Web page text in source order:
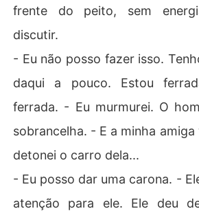
frente do peito, sem
discutir.
- Eu não posso fazer isso.
daqui a pouco. Estou
ferrada. - Eu murmurei. O
sobrancelha. - E a minha amiga
detonei o carro dela...
- Eu posso dar uma carona. -
atenção para ele. Ele deu